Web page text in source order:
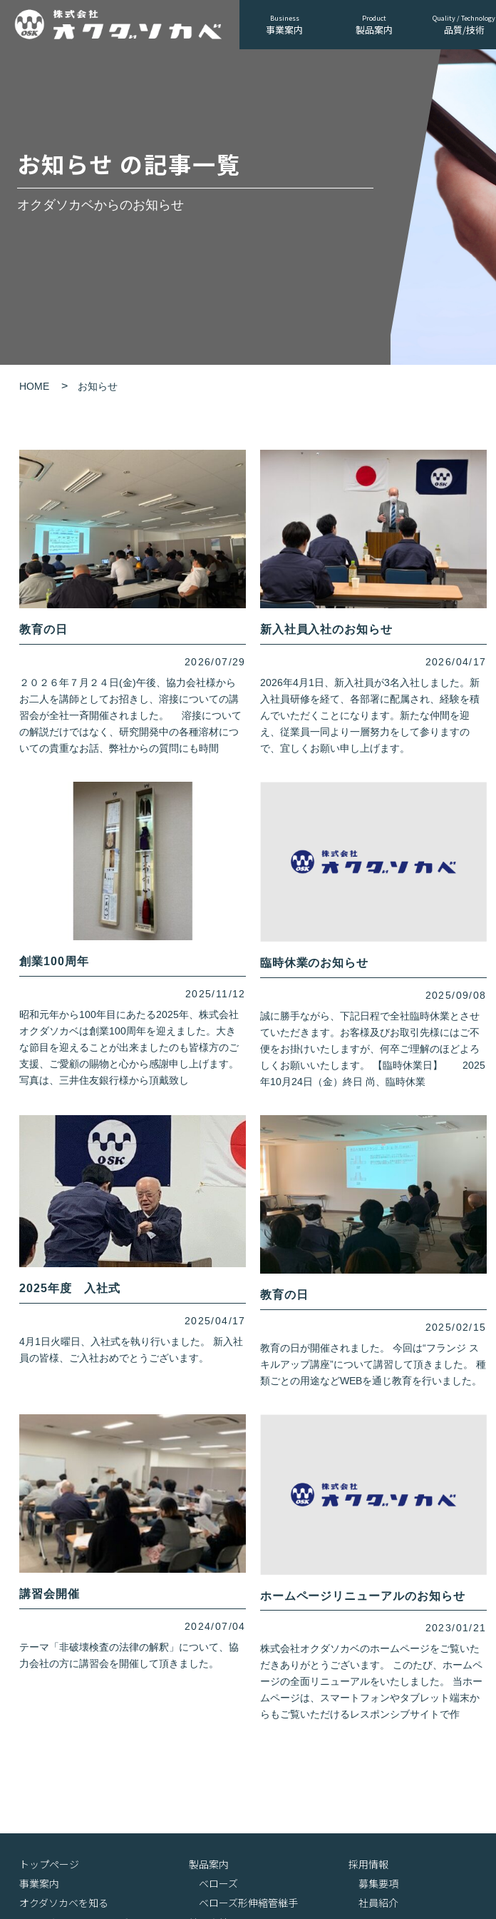
Business
事業案内
Product
製品案内
Quality / Technology
品質/技術
お知らせ の記事一覧
オクダソカベからのお知らせ
HOME お知らせ
教育の日
2026/07/29
２０２６年７月２４日(金)午後、協力会社様から
お二人を講師としてお招きし、溶接についての講
習会が全社一斉開催されました。 溶接について
の解説だけではなく、研究開発中の各種溶材につ
いての貴重なお話、弊社からの質問にも時間
新入社員入社のお知らせ
2026/04/17
2026年4月1日、新入社員が3名入社しました。新
入社員研修を経て、各部署に配属され、経験を積
んでいただくことになります。新たな仲間を迎
え、従業員一同より一層努力をして参りますの
で、宜しくお願い申し上げます。
創業100周年
2025/11/12
昭和元年から100年目にあたる2025年、株式会社
オクダソカベは創業100周年を迎えました。大き
な節目を迎えることが出来ましたのも皆様方のご
支援、ご愛顧の賜物と心から感謝申し上げます。
写真は、三井住友銀行様から頂戴致し
臨時休業のお知らせ
2025/09/08
誠に勝手ながら、下記日程で全社臨時休業とさせ
ていただきます。お客様及びお取引先様にはご不
便をお掛けいたしますが、何卒ご理解のほどよろ
しくお願いいたします。 【臨時休業日】 2025
年10月24日（金）終日 尚、臨時休業
2025年度 入社式
2025/04/17
4月1日火曜日、入社式を執り行いました。 新入社
員の皆様、ご入社おめでとうございます。
教育の日
2025/02/15
教育の日が開催されました。 今回は“フランジ ス
キルアップ講座”について講習して頂きました。 種
類ごとの用途などWEBを通じ教育を行いました。
講習会開催
2024/07/04
テーマ「非破壊検査の法律の解釈」について、協
力会社の方に講習会を開催して頂きました。
ホームページリニューアルのお知らせ
2023/01/21
株式会社オクダソカベのホームページをご覧いた
だきありがとうございます。 このたび、ホームペ
ージの全面リニューアルをいたしました。 当ホー
ムページは、スマートフォンやタブレット端末か
らもご覧いただけるレスポンシブサイトで作
トップページ
事業案内
オクダソカベを知る
製品案内
ベローズ
ベローズ形伸縮管継手
採用情報
募集要項
社員紹介